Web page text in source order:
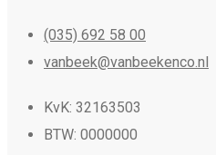
(035) 692 58 00
vanbeek@vanbeekenco.nl
KvK: 32163503
BTW: 0000000